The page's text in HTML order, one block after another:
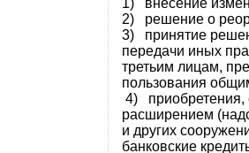
2) решение о
3) принятие
передачи иных
третьим лицам,
пользования
4) приобретения,
расширением
и других
банковские